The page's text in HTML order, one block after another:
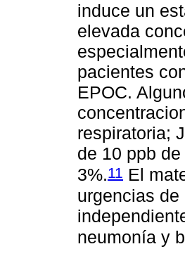
induce un
elevada
pacientes
EPOC.
respiratoria;
de 10 ppb
3%.11 El
urgencias
neumonía y